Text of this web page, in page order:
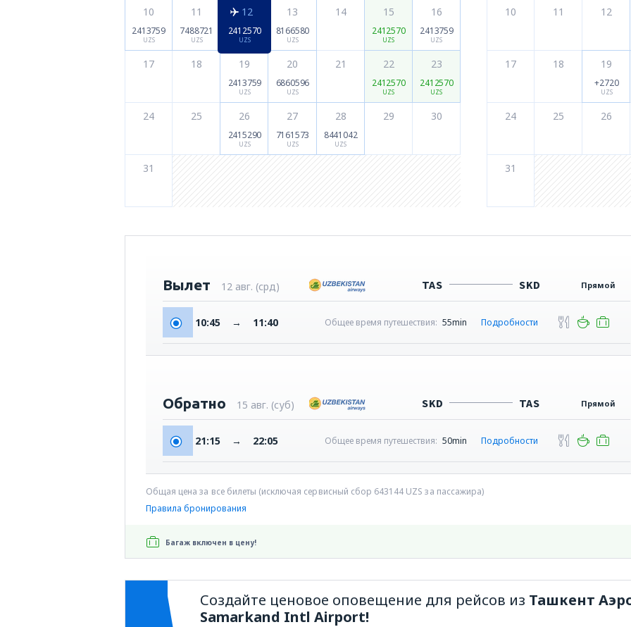
10
2413759
UZS
11
7488721
UZS
12
2412570
UZS
13
8166580
UZS
14 15
2412570
UZS
16
2413759
UZS
17 18 19
2413759
UZS
20
6860596
UZS
21 22
2412570
UZS
23
2412570
UZS
24 25 26
2415290
UZS
27
7161573
UZS
28
8441042
UZS
29 30
31
10 11 12
17 18 19
+2720
UZS
24 25 26
31
Вылет 12 авг. (срд) TAS SKD Прямой
10:45 → 11:40 Общее время путешествия: 55min Подробности
Обратно 15 авг. (суб) SKD TAS Прямой
21:15 → 22:05 Общее время путешествия: 50min Подробности
Общая цена за все билеты (исключая сервисный сбор 643144 UZS за пассажира)
Правила бронирования
Багаж включен в цену!
Создайте ценовое оповещение для рейсов из Ташкент
Samarkand Intl Airport!